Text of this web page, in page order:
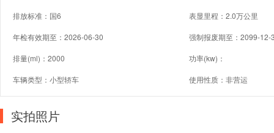
排放标准：国6 表显里程：2.0万公里
年检有效期至：2026-06-30 强制报废期至：2099-12-
排量(ml)：2000 功率(kw)：
车辆类型：小型轿车 使用性质：非营运
实拍照片